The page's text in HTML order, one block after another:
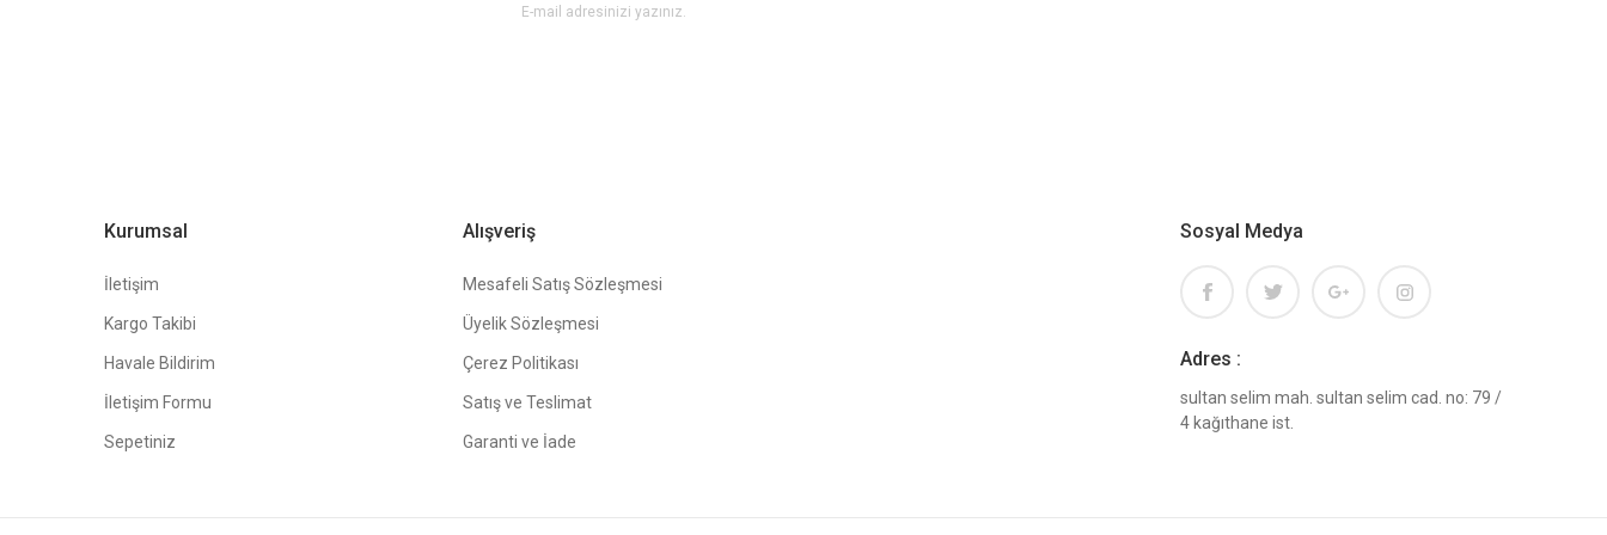
Kurumsal
İletişim
Kargo Takibi
Havale Bildirim
İletişim Formu
Sepetiniz
Alışveriş
Mesafeli Satış Sözleşmesi
Üyelik Sözleşmesi
Çerez Politikası
Satış ve Teslimat
Garanti ve İade
Sosyal Medya
Adres :
sultan selim mah. sultan selim cad. no: 79 /
4 kağıthane ist.